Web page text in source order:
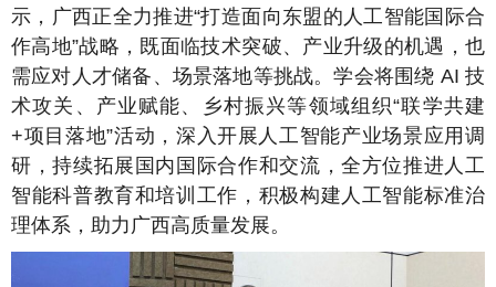
示，广西正全力推进“打造面向东盟的人工智能国际合
作高地”战略，既面临技术突破、产业升级的机遇，也
需应对人才储备、场景落地等挑战。学会将围绕 AI 技
术攻关、产业赋能、乡村振兴等领域组织“联学共建
+项目落地”活动，深入开展人工智能产业场景应用调
研，持续拓展国内国际合作和交流，全方位推进人工
智能科普教育和培训工作，积极构建人工智能标准治
理体系，助力广西高质量发展。